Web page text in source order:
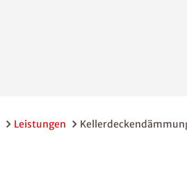
Leistungen